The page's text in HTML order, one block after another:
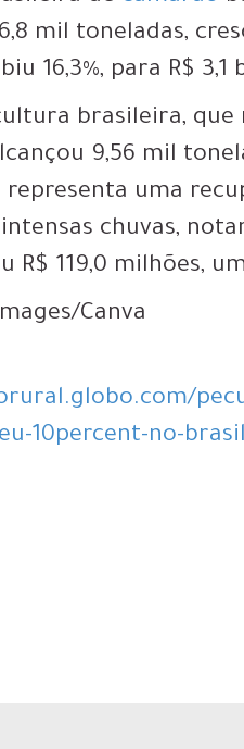
mil toneladas,
16,3%, para R$ 3,1
brasileira,
9,56 mil
uma
chuvas,
R$ 119,0 milhões,
Canva
10percent-no-